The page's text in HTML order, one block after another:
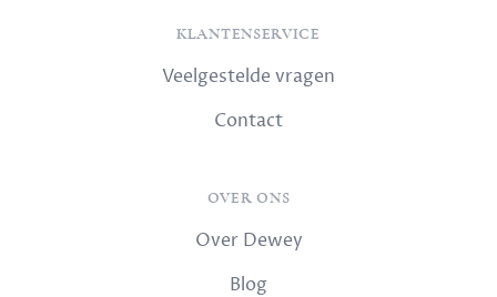
KLANTENSERVICE
Veelgestelde vragen
Contact
OVER ONS
Over Dewey
Blog